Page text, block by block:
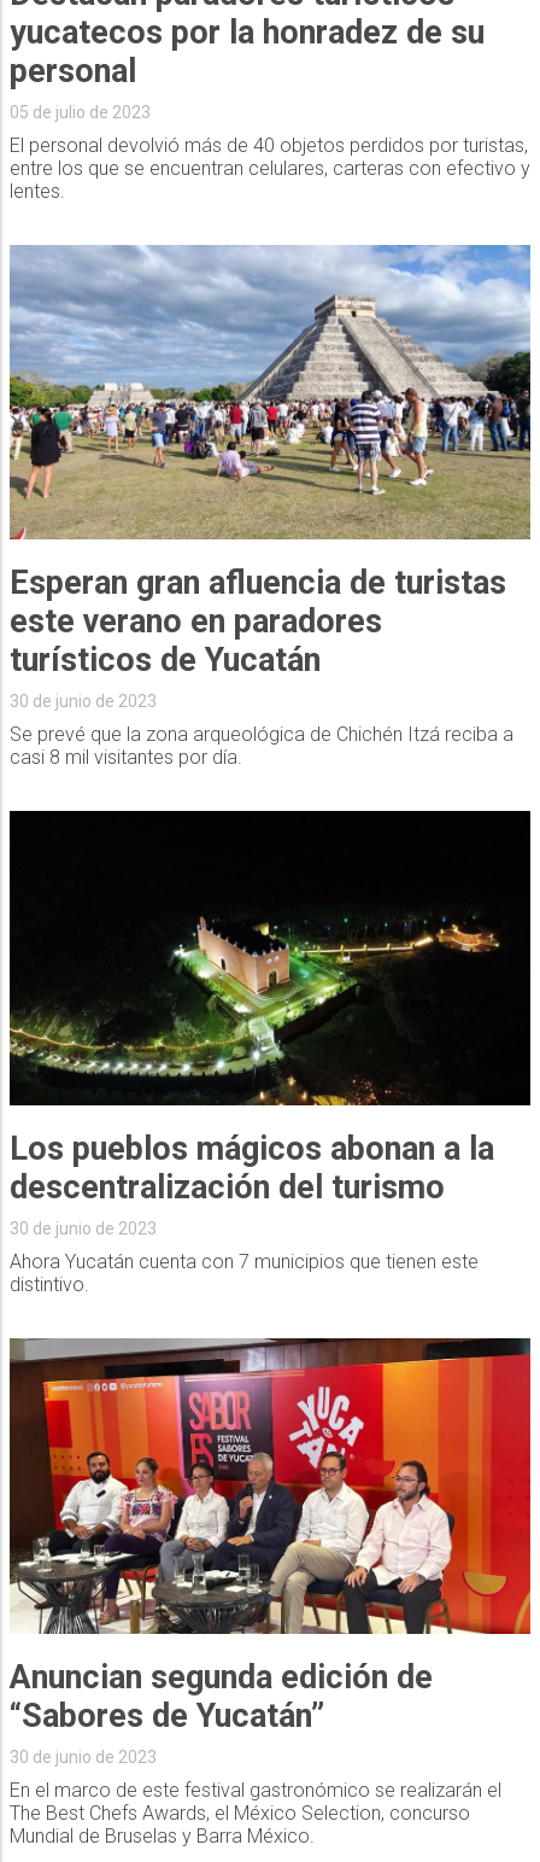
yucatecos por la honradez de su
personal
05 de julio de 2023
El personal devolvió más de 40 objetos perdidos por turistas,
entre los que se encuentran celulares, carteras con efectivo y
lentes.
Esperan gran afluencia de turistas
este verano en paradores
turísticos de Yucatán
30 de junio de 2023
Se prevé que la zona arqueológica de Chichén Itzá reciba a
casi 8 mil visitantes por día.
Los pueblos mágicos abonan a la
descentralización del turismo
30 de junio de 2023
Ahora Yucatán cuenta con 7 municipios que tienen este
distintivo.
Anuncian segunda edición de
“Sabores de Yucatán”
30 de junio de 2023
En el marco de este festival gastronómico se realizarán el
The Best Chefs Awards, el México Selection, concurso
Mundial de Bruselas y Barra México.